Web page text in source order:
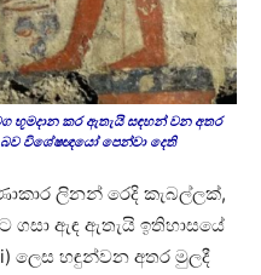
භූමදාන කර ඇතැයි සඳහන් වන අතර
විශේෂඥයෝ පෙන්වා දෙති
ලිනන් රෙදි කැබල්ලක්,
ගසා ඇඳ ඇතැයි ඉතිහාසයේ
ලෙස හඳුන්වන අතර මුලදී